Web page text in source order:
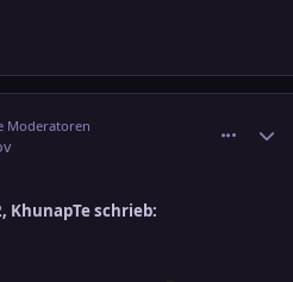
Moderatoren
KhunapTe schrieb: